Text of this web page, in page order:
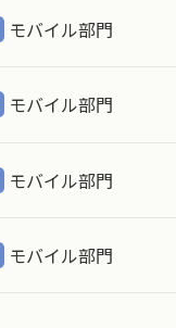
モバイル部門
モバイル部門
モバイル部門
モバイル部門